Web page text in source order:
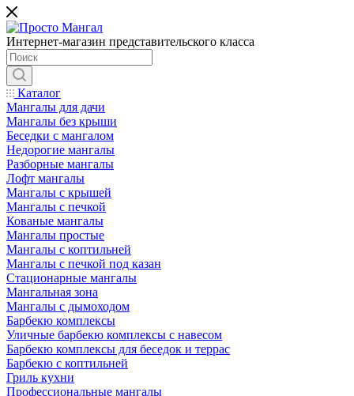
Интернет-магазин представительского класса
Каталог
Мангалы для дачи
Мангалы без крыши
Беседки с мангалом
Недорогие мангалы
Разборные мангалы
Лофт мангалы
Мангалы с крышей
Мангалы с печкой
Кованые мангалы
Мангалы простые
Мангалы с коптильней
Мангалы с печкой под казан
Стационарные мангалы
Мангальная зона
Мангалы с дымоходом
Барбекю комплексы
Уличные барбекю комплексы с навесом
Барбекю комплексы для беседок и террас
Барбекю с коптильней
Гриль кухни
Профессиональные мангалы